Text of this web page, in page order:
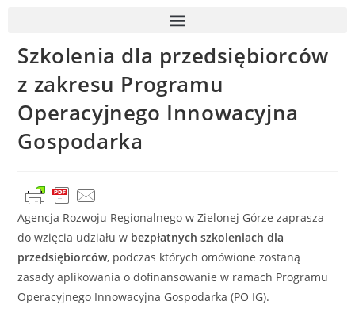
Szkolenia dla przedsiębiorców
z zakresu Programu
Operacyjnego Innowacyjna
Gospodarka
Agencja Rozwoju Regionalnego w Zielonej Górze zaprasza
do wzięcia udziału w bezpłatnych szkoleniach dla
przedsiębiorców, podczas których omówione zostaną
zasady aplikowania o dofinansowanie w ramach Programu
Operacyjnego Innowacyjna Gospodarka (PO IG).